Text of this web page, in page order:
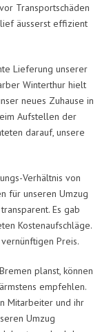
Transportschäden
äusserst effizient
Lieferung unserer
Winterthur hielt
neues Zuhause in
Aufstellen der
darauf, unsere
Verhältnis von
für unseren Umzug
Es gab
Kostenaufschläge.
Preis.
planst, können
empfehlen.
Mitarbeiter und ihr
Umzug